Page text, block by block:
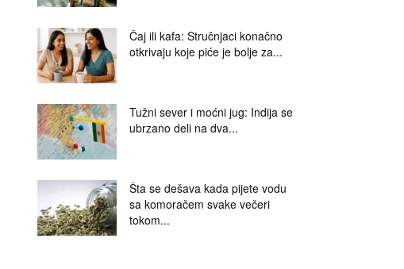
Čaj ili kafa: Stručnjaci konačno
otkrivaju koje piće je bolje za...
Tužni sever i moćni jug: Indija se
ubrzano deli na dva...
Šta se dešava kada pijete vodu
sa komoračem svake večeri
tokom...